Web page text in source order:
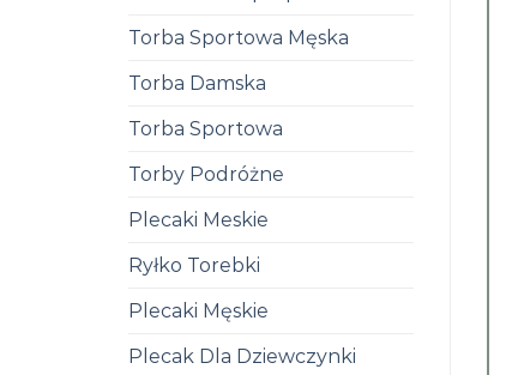
Torba Sportowa Męska
Torba Damska
Torba Sportowa
Torby Podróżne
Plecaki Meskie
Ryłko Torebki
Plecaki Męskie
Plecak Dla Dziewczynki